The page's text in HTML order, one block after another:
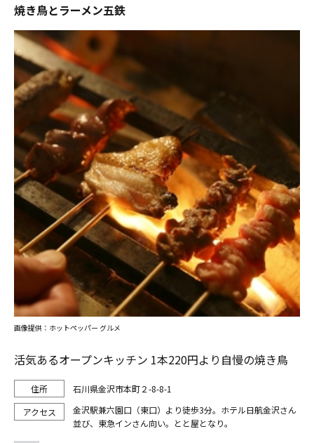
焼き鳥とラーメン五鉄
活気あるオープンキッチン 1本220円より自慢の焼き鳥
石川県金沢市本町２-8-8-1
金沢駅兼六園口（東口）より徒歩3分。ホテル日航金沢さん
並び、東急インさん向い。とと屋となり。
画像提供：ホットペッパー グルメ